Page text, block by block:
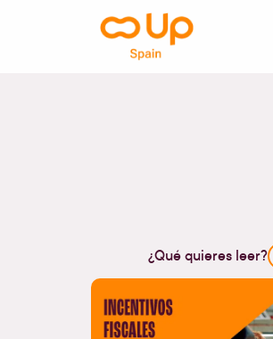
¿Qué quieres leer?